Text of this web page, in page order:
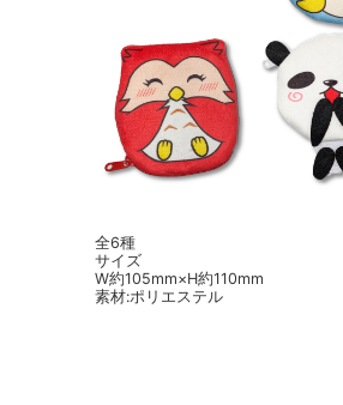
全6種
サイズ
W約105mm×H約110mm
素材:ポリエステル